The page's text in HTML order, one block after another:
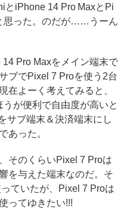
iPhone 14 Pro MaxとPi
思った。のだが……うーん
Pro Maxをメイン端末で
ブでPixel 7 Proを使う2台
在よーく考えてみると、
が便利で自由度が高いと
サブ端末＆決済端末にし
あった。
そのくらいPixel 7 Proは
を与えた端末なのだ。そ
ていたが、Pixel 7 Proは
ってゆきたい!!!